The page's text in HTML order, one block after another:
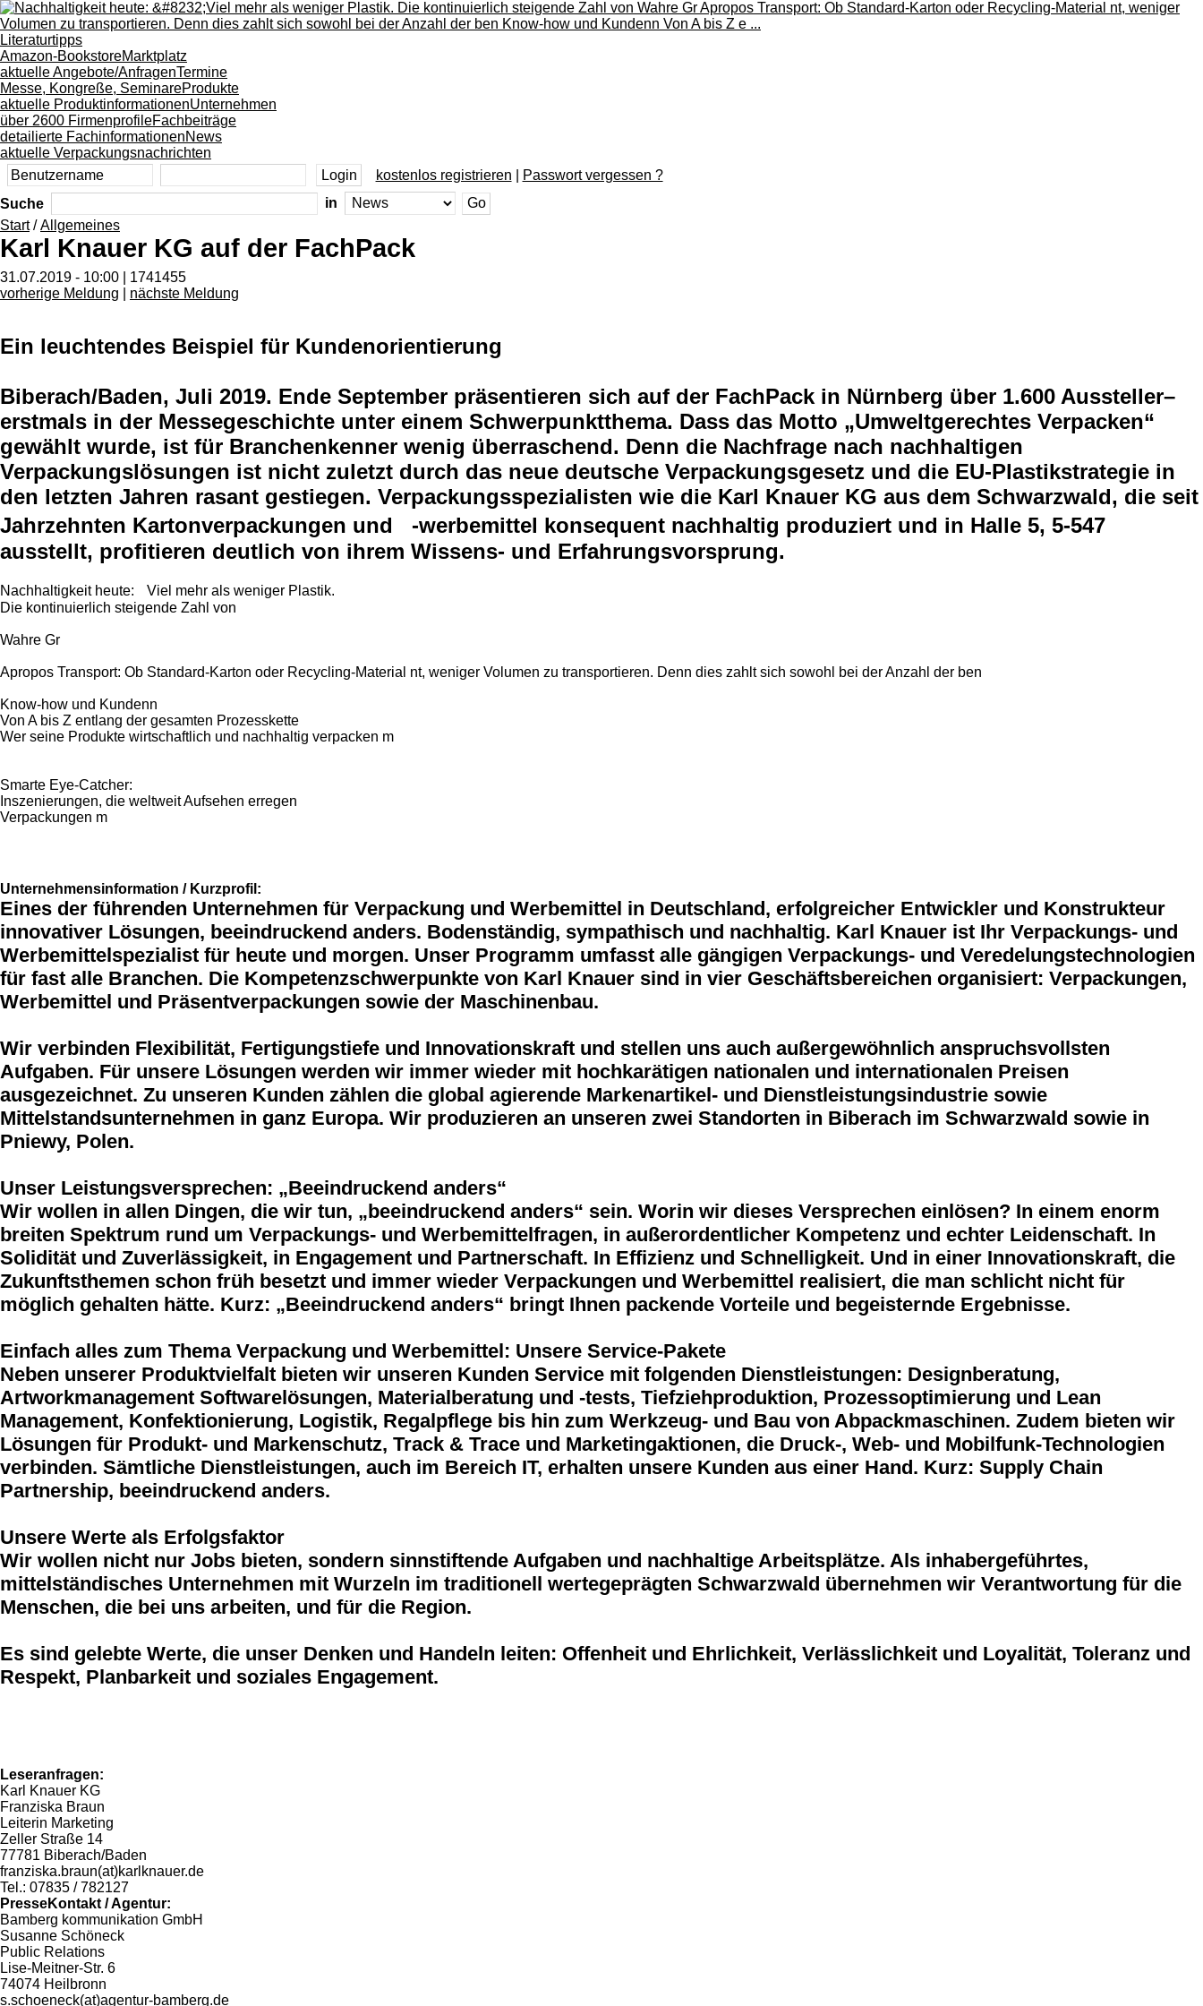
Literaturtipps
Amazon-BookstoreMarktplatz
aktuelle Angebote/AnfragenTermine
Messe, Kongreße, SeminareProdukte
aktuelle ProduktinformationenUnternehmen
über 2600 FirmenprofileFachbeiträge
detailierte FachinformationenNews
aktuelle Verpackungsnachrichten
kostenlos registrieren
Passwort vergessen ?
Suche
in
Start/Allgemeines
Karl Knauer KG auf der FachPack
31.07.2019 - 10:00 | 1741455
vorherige Meldung
nächste Meldung
Ein leuchtendes Beispiel für Kundenorientierung
Biberach/Baden, Juli 2019. Ende September präsentieren sich auf der FachPack in Nürnberg über 1.600 Aussteller–
erstmals in der Messegeschichte unter einem Schwerpunktthema. Dass das Motto „Umweltgerechtes Verpacken“
gewählt wurde, ist für Branchenkenner wenig überraschend. Denn die Nachfrage nach nachhaltigen
Verpackungslösungen ist nicht zuletzt durch das neue deutsche Verpackungsgesetz und die EU-Plastikstrategie in
den letzten Jahren rasant gestiegen. Verpackungsspezialisten wie die Karl Knauer KG aus dem Schwarzwald, die seit
Jahrzehnten Kartonverpackungen und -werbemittel konsequent nachhaltig produziert und in Halle 5, 5-547
ausstellt, profitieren deutlich von ihrem Wissens- und Erfahrungsvorsprung.
Nachhaltigkeit heute: Viel mehr als weniger Plastik.
Die kontinuierlich steigende Zahl von
Wahre Gr
Apropos Transport: Ob Standard-Karton oder Recycling-Material nt, weniger Volumen zu transportieren. Denn dies zahlt sich sowohl bei der Anzahl der ben
Know-how und Kundenn
Von A bis Z entlang der gesamten Prozesskette
Wer seine Produkte wirtschaftlich und nachhaltig verpacken m
Smarte Eye-Catcher:
Inszenierungen, die weltweit Aufsehen erregen
Verpackungen m
Unternehmensinformation / Kurzprofil:
Eines der führenden Unternehmen für Verpackung und Werbemittel in Deutschland, erfolgreicher Entwickler und Konstrukteur
innovativer Lösungen, beeindruckend anders. Bodenständig, sympathisch und nachhaltig. Karl Knauer ist Ihr Verpackungs- und
Werbemittelspezialist für heute und morgen. Unser Programm umfasst alle gängigen Verpackungs- und Veredelungstechnologien
für fast alle Branchen. Die Kompetenzschwerpunkte von Karl Knauer sind in vier Geschäftsbereichen organisiert: Verpackungen,
Werbemittel und Präsentverpackungen sowie der Maschinenbau.
Wir verbinden Flexibilität, Fertigungstiefe und Innovationskraft und stellen uns auch außergewöhnlich anspruchsvollsten
Aufgaben. Für unsere Lösungen werden wir immer wieder mit hochkarätigen nationalen und internationalen Preisen
ausgezeichnet. Zu unseren Kunden zählen die global agierende Markenartikel- und Dienstleistungsindustrie sowie
Mittelstandsunternehmen in ganz Europa. Wir produzieren an unseren zwei Standorten in Biberach im Schwarzwald sowie in
Pniewy, Polen.
Unser Leistungsversprechen: „Beeindruckend anders“
Wir wollen in allen Dingen, die wir tun, „beeindruckend anders“ sein. Worin wir dieses Versprechen einlösen? In einem enorm
breiten Spektrum rund um Verpackungs- und Werbemittelfragen, in außerordentlicher Kompetenz und echter Leidenschaft. In
Solidität und Zuverlässigkeit, in Engagement und Partnerschaft. In Effizienz und Schnelligkeit. Und in einer Innovationskraft, die
Zukunftsthemen schon früh besetzt und immer wieder Verpackungen und Werbemittel realisiert, die man schlicht nicht für
möglich gehalten hätte. Kurz: „Beeindruckend anders“ bringt Ihnen packende Vorteile und begeisternde Ergebnisse.
Einfach alles zum Thema Verpackung und Werbemittel: Unsere Service-Pakete
Neben unserer Produktvielfalt bieten wir unseren Kunden Service mit folgenden Dienstleistungen: Designberatung,
Artworkmanagement Softwarelösungen, Materialberatung und -tests, Tiefziehproduktion, Prozessoptimierung und Lean
Management, Konfektionierung, Logistik, Regalpflege bis hin zum Werkzeug- und Bau von Abpackmaschinen. Zudem bieten wir
Lösungen für Produkt- und Markenschutz, Track & Trace und Marketingaktionen, die Druck-, Web- und Mobilfunk-Technologien
verbinden. Sämtliche Dienstleistungen, auch im Bereich IT, erhalten unsere Kunden aus einer Hand. Kurz: Supply Chain
Partnership, beeindruckend anders.
Unsere Werte als Erfolgsfaktor
Wir wollen nicht nur Jobs bieten, sondern sinnstiftende Aufgaben und nachhaltige Arbeitsplätze. Als inhabergeführtes,
mittelständisches Unternehmen mit Wurzeln im traditionell wertegeprägten Schwarzwald übernehmen wir Verantwortung für die
Menschen, die bei uns arbeiten, und für die Region.
Es sind gelebte Werte, die unser Denken und Handeln leiten: Offenheit und Ehrlichkeit, Verlässlichkeit und Loyalität, Toleranz und
Respekt, Planbarkeit und soziales Engagement.
Leseranfragen:
Karl Knauer KG
Franziska Braun
Leiterin Marketing
Zeller Straße 14
77781 Biberach/Baden
franziska.braun(at)karlknauer.de
Tel.: 07835 / 782127
PresseKontakt / Agentur:
Bamberg kommunikation GmbH
Susanne Schöneck
Public Relations
Lise-Meitner-Str. 6
74074 Heilbronn
s.schoeneck(at)agentur-bamberg.de